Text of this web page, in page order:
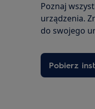
Poznaj
urządzenia.
do swojego
Pobierz